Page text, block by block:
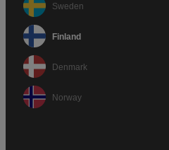
Sweden
Finland
Denmark
Norway